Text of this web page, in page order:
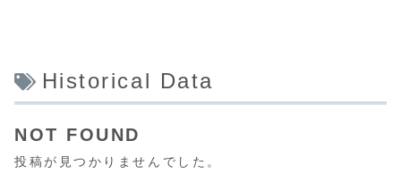
Historical Data
NOT FOUND
投稿が見つかりませんでした。